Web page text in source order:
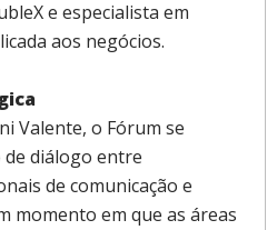
e especialista em
aos negócios.
Valente, o Fórum se
de diálogo entre
de comunicação e
momento em que as áreas